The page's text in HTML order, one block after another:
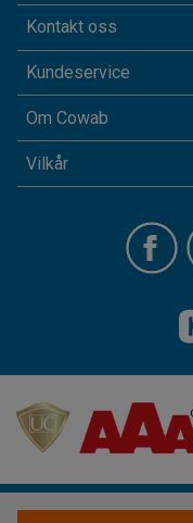
Kontakt oss
Kundeservice
Om Cowab
Vilkår